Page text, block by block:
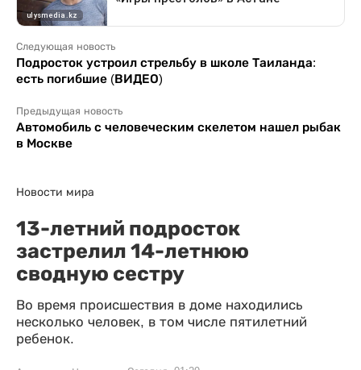
Следующая новость
Подросток устроил стрельбу в школе Таиланда:
есть погибшие (ВИДЕО)
Предыдущая новость
Автомобиль с человеческим скелетом нашел рыбак
в Москве
Новости мира
13-летний подросток
застрелил 14-летнюю
сводную сестру
Во время происшествия в доме находились
несколько человек, в том числе пятилетний
ребенок.